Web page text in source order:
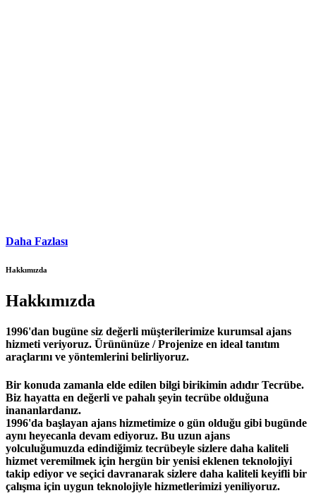
Daha Fazlası
Hakkımızda
Hakkımızda
1996'dan bugüne siz değerli müşterilerimize kurumsal ajans
hizmeti veriyoruz. Ürününüze / Projenize en ideal tanıtım
araçlarını ve yöntemlerini belirliyoruz.
Bir konuda zamanla elde edilen bilgi birikimin adıdır Tecrübe.
Biz hayatta en değerli ve pahalı şeyin tecrübe olduğuna
inananlardanız.
1996'da başlayan ajans hizmetimize o gün olduğu gibi bugünde
aynı heyecanla devam ediyoruz. Bu uzun ajans
yolculuğumuzda edindiğimiz tecrübeyle sizlere daha kaliteli
hizmet veremilmek için hergün bir yenisi eklenen teknolojiyi
takip ediyor ve seçici davranarak sizlere daha kaliteli keyifli bir
çalışma için uygun teknolojiyle hizmetlerimizi yeniliyoruz.